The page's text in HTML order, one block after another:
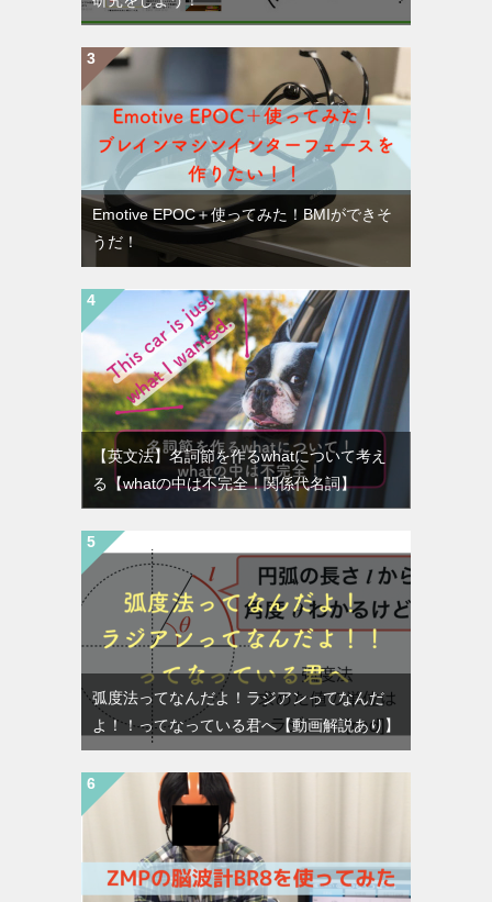
Emotive EPOC＋使ってみた！BMIができそ
うだ！
【英文法】名詞節を作るwhatについて考え
る【whatの中は不完全！関係代名詞】
弧度法ってなんだよ！ラジアンってなんだ
よ！！ってなっている君へ【動画解説あり】